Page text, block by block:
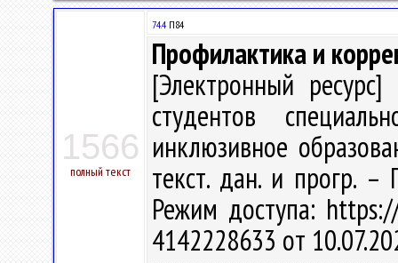
1566
полный текст
74.4 П84
Профилактика и
[Электронный
студентов
инклюзивное
текст. дан. и прогр.
Режим доступа:
4142228633 от